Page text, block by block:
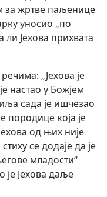
за жртве паљенице
уносио „по
ли Јехова прихвата
„Јехова је
настао у Божјем
сада је ишчезао
породице која је
од њих није
се додаје да је
младости“
Јехова даље